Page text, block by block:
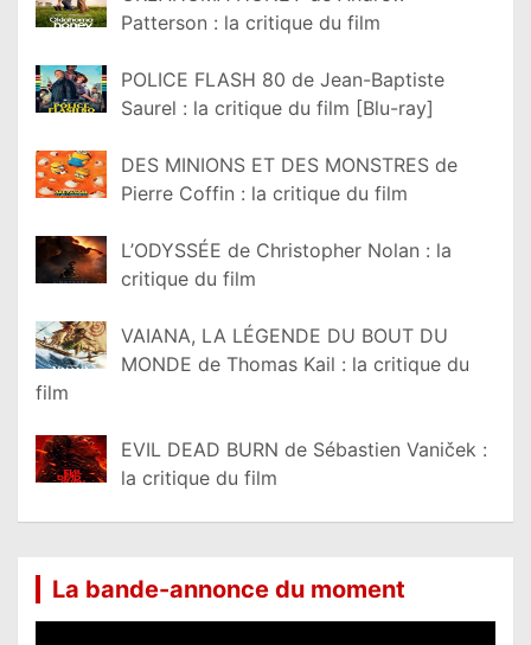
Patterson : la critique du film
POLICE FLASH 80 de Jean-Baptiste
Saurel : la critique du film [Blu-ray]
DES MINIONS ET DES MONSTRES de
Pierre Coffin : la critique du film
L’ODYSSÉE de Christopher Nolan : la
critique du film
VAIANA, LA LÉGENDE DU BOUT DU
MONDE de Thomas Kail : la critique du
film
EVIL DEAD BURN de Sébastien Vaniček :
la critique du film
La bande-annonce du moment